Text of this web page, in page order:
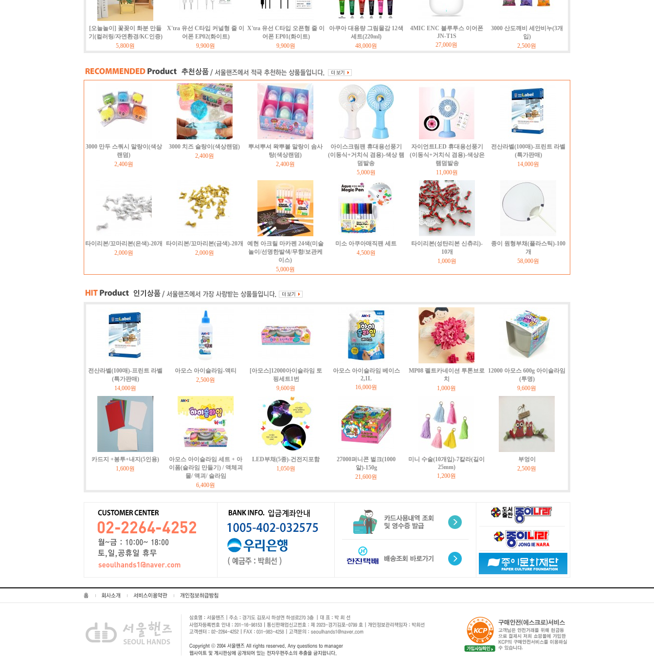
[오늘놀이] 꽃꽂이 화분 만들
기(컬러링/자연환경/KC인증)
5,800원
X'tra 유선 C타입 커널형 줄 이
어폰 EP02(화이트)
9,900원
X'tra 유선 C타입 오픈형 줄 이
어폰 EP01(화이트)
9,900원
아쿠아 대용량 그림물감 12색
세트(220ml)
48,000원
4MIC ENC 블루투스 이어폰
JN-T1S
27,000원
3000 산도깨비 세안비누(3개
입)
2,500원
3000 만두 스쿼시 말랑이(색상
랜덤)
2,400원
3000 치즈 슬랑이(색상랜덤)
2,400원
뿌셔뿌셔 왁뿌볼 말랑이 솜사
탕(색상랜덤)
2,400원
아이스크림팬 휴대용선풍기
(이동식+거치식 겸용)-색상 램
덤발송
5,000원
자이언트LED 휴대용선풍기
(이동식+거치식 겸용)-색상은
램덤발송
11,000원
전산라벨(100매)-프린트 라벨
(특가판매)
14,000원
타이리본/꼬마리본(은색)-20개
2,000원
타이리본/꼬마리본(금색)-20개
2,000원
예현 아크릴 마카펜 24색(미술
놀이/선명한발색/무향/보관케
이스)
5,000원
미소 아쿠아매직팬 세트
4,500원
타이리본(성탄리본 신츄리)-
10개
1,000원
종이 원형부채(플라스틱)-100
개
58,000원
전산라벨(100매)-프린트 라벨
(특가판매)
14,000원
아모스 아이슬라임-액티
2,500원
[아모스]12000아이슬라임 토
핑세트1번
9,600원
아모스 아이슬라임 베이스
2,1L
16,000원
MP08 펠트카네이션 투톤브로
치
1,000원
12000 아모스 600g 아이슬라임
(투명)
9,600원
카드지 +봉투+내지(5인용)
1,600원
아모스 아이슬라임 세트 + 아
이폼(슬라임 만들기) / 액체괴
물/ 액괴/ 슬라임
6,400원
LED부채(5종)-건전지포함
1,050원
27000퍼니콘 벌크(1000
알)-150g
21,600원
미니 수술(10개입)-7칼라(길이
25mm)
1,200원
부엉이
2,500원